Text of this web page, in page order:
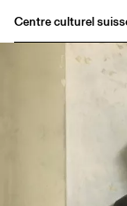
Centre culturel
Bookshop